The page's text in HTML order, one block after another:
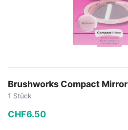
Brushworks Compact Mirror
1 Stück
CHF6.50